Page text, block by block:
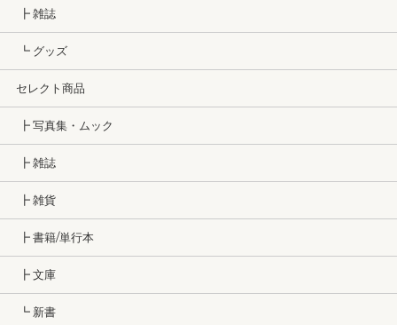
┣ 雑誌
┗ グッズ
セレクト商品
┣ 写真集・ムック
┣ 雑誌
┣ 雑貨
┣ 書籍/単行本
┣ 文庫
┗ 新書